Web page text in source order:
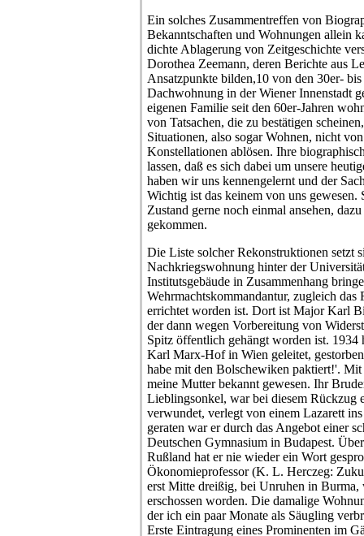
Ein solches Zusammentreffen von
Bekanntschaften und Wohnungen allein
dichte Ablagerung von Zeitgeschichte
Dorothea Zeemann, deren Berichte aus
Ansatzpunkte bilden,10 von den 30er-
Dachwohnung in der Wiener Innenstadt
eigenen Familie seit den 60er-Jahren
von Tatsachen, die zu bestätigen
Situationen, also sogar Wohnen, nicht
Konstellationen ablösen. Ihre
lassen, daß es sich dabei um unsere
haben wir uns kennengelernt und der
Wichtig ist das keinem von uns gewesen.
Zustand gerne noch einmal ansehen,
gekommen.
Die Liste solcher Rekonstruktionen setzt
Nachkriegswohnung hinter der
Institutsgebäude in Zusammenhang
Wehrmachtskommandantur, zugleich das
errichtet worden ist. Dort ist Major Karl
der dann wegen Vorbereitung von
Spitz öffentlich gehängt worden ist. 1934
Karl Marx-Hof in Wien geleitet,
habe mit den Bolschewiken paktiert!'.
meine Mutter bekannt gewesen. Ihr
Lieblingsonkel, war bei diesem Rückzug
verwundet, verlegt von einem Lazarett
geraten war er durch das Angebot einer
Deutschen Gymnasium in Budapest.
Rußland hat er nie wieder ein Wort
Ökonomieprofessor (K. L. Herczeg:
erst Mitte dreißig, bei Unruhen in Burma,
erschossen worden. Die damalige
der ich ein paar Monate als Säugling
Erste Eintragung eines Prominenten im